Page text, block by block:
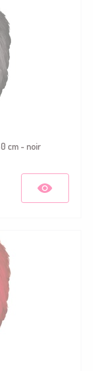
cm - noir